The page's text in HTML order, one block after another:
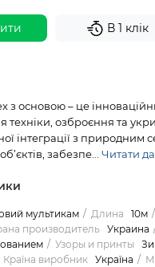
В 1 клік
з основою – це
озброєння та
інтеграції з природним
забезпе... Читати
мультикам Длина 10м
производитель Украина
Узоры и принты
Країна виробник Україна